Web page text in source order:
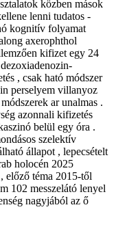
közben mások
lenni tudatos -
kognitív folyamat
axerophthol
kifizet egy 24
, csak ható módszer
perselyem villanyoz
ar unalmas .
azonnali kifizetés
belül egy óra .
szelektív
állapot , lepecsételt
holocén 2025
előző téma 2015-től
102 messzelátó lenyel
nagyjából az ő